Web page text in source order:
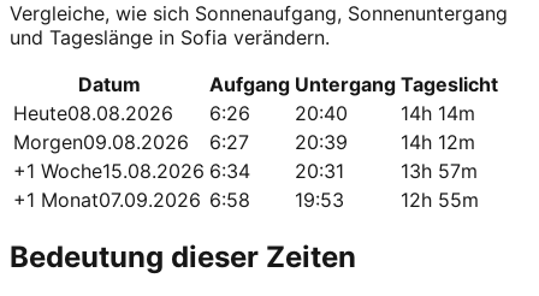
Vergleiche, wie sich Sonnenaufgang, Sonnenuntergang
und Tageslänge in Sofia verändern.
Datum
Aufgang Untergang Tageslicht
Heute08.08.2026 6:26 20:40
14h 14m
Morgen09.08.2026 6:27 20:39
14h 12m
+1 Woche15.08.2026 6:34 20:31
13h 57m
+1 Monat07.09.2026 6:58 19:53 12h 55m
Bedeutung dieser Zeiten